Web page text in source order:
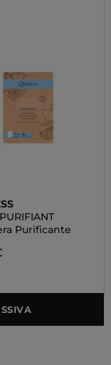
Purificante